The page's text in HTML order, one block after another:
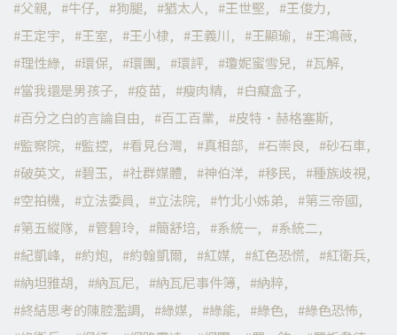
父親
牛仔 狗腿 猶太人 王世堅
王俊力
王定宇
王室 王小棣 王義川 王顯瑜
王鴻薇
理性綠
環保 環團 環評 瓊妮蜜雪兒
瓦解
當我還是男孩子
疫苗 瘦肉精
白癡盒子
百分之白的言論自由
百工百業
皮特·赫格塞斯
監察院
監控 看見台灣 真相部 石崇良
砂石車
破英文
碧玉 社群媒體 神伯洋 移民
種族歧視
空拍機
立法委員 立法院 竹北小姊弟
第三帝國
第五縱隊
管碧玲 簡舒培 系統一
系統二
紀凱峰
約炮 約翰凱爾 紅媒 紅色恐慌
紅衛兵
納坦雅胡
納瓦尼 納瓦尼事件簿
納粹
終結思考的陳腔濫調
綠媒 綠能 綠色
綠色恐怖